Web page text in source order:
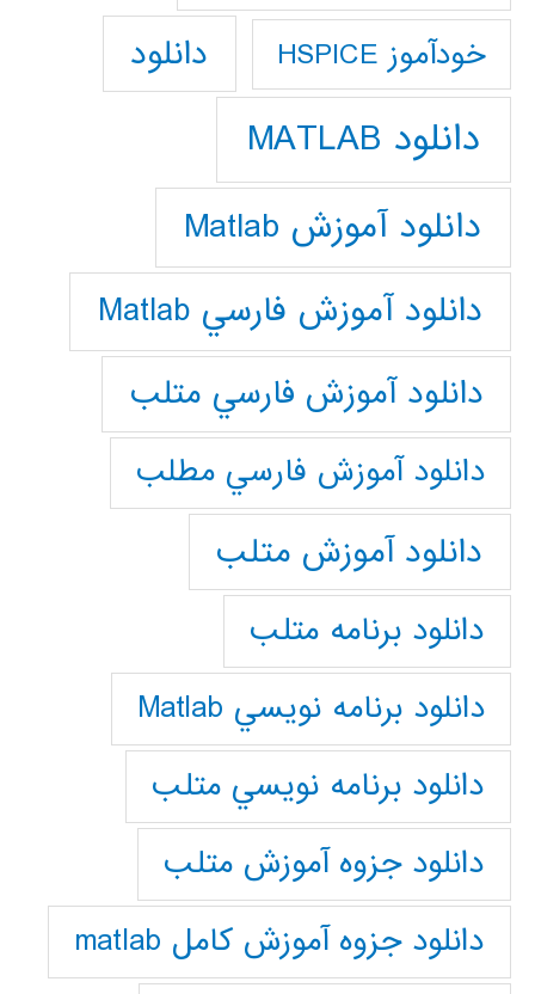
خودآموز HSPICE دانلود
دانلود MATLAB
دانلود آموزش Matlab
دانلود آموزش فارسي Matlab
دانلود آموزش فارسي متلب
دانلود آموزش فارسي مطلب
دانلود آموزش متلب
دانلود برنامه متلب
دانلود برنامه نويسي Matlab
دانلود برنامه نويسي متلب
دانلود جزوه آموزش متلب
دانلود جزوه آموزش کامل matlab